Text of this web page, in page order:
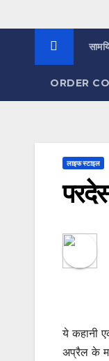
ORDER
लाइफ स्टाइल
ये कहानी
अप्रैल के